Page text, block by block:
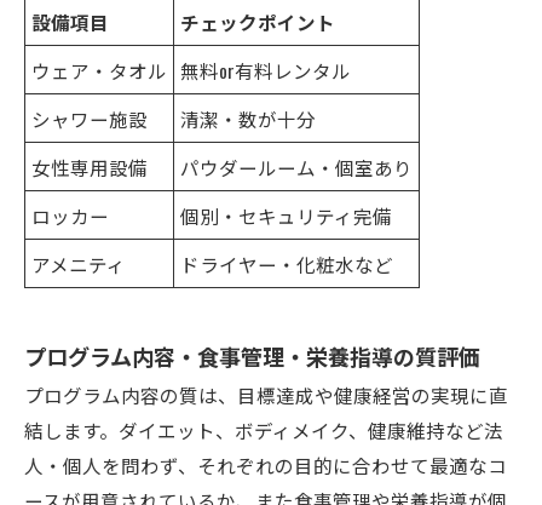
設備項目
チェックポイント
ウェア・タオル 無料or有料レンタル
シャワー施設
清潔・数が十分
女性専用設備
パウダールーム・個室あり
ロッカー
個別・セキュリティ完備
アメニティ
ドライヤー・化粧水など
プログラム内容・食事管理・栄養指導の質評価
プログラム内容の質は、目標達成や健康経営の実現に直
結します。ダイエット、ボディメイク、健康維持など法
人・個人を問わず、それぞれの目的に合わせて最適なコ